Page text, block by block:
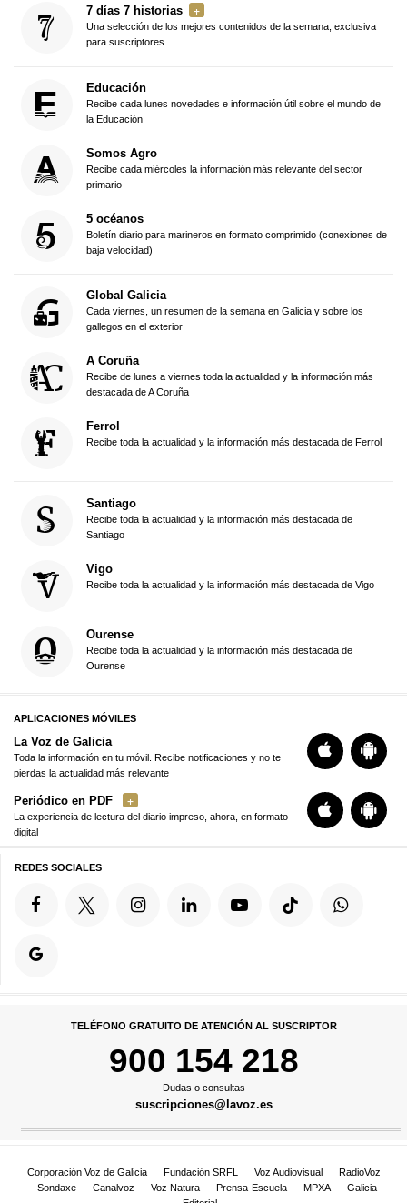
7 días 7 historias
Una selección de los mejores contenidos de la semana, exclusiva
para suscriptores
Educación
Recibe cada lunes novedades e información útil sobre el mundo de
la Educación
Somos Agro
Recibe cada miércoles la información más relevante del sector
primario
5 océanos
Boletín diario para marineros en formato comprimido (conexiones de
baja velocidad)
Global Galicia
Cada viernes, un resumen de la semana en Galicia y sobre los
gallegos en el exterior
A Coruña
Recibe de lunes a viernes toda la actualidad y la información más
destacada de A Coruña
Ferrol
Recibe toda la actualidad y la información más destacada de Ferrol
Santiago
Recibe toda la actualidad y la información más destacada de
Santiago
Vigo
Recibe toda la actualidad y la información más destacada de Vigo
Ourense
Recibe toda la actualidad y la información más destacada de
Ourense
APLICACIONES MÓVILES
La Voz de Galicia
Toda la información en tu móvil. Recibe notificaciones y no te
pierdas la actualidad más relevante
Periódico en PDF
La experiencia de lectura del diario impreso, ahora, en formato
digital
REDES SOCIALES
TELÉFONO GRATUITO DE ATENCIÓN AL SUSCRIPTOR
900 154 218
Dudas o consultas
suscripciones@lavoz.es
Corporación Voz de Galicia Fundación SRFL Voz Audiovisual
RadioVoz
Sondaxe
Canalvoz Voz Natura Prensa-Escuela MPXA
Galicia